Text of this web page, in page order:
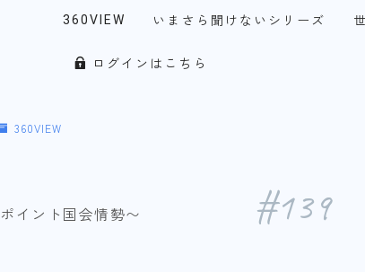
360VIEW
リアル・アメリカ
いまさら聞けないシリーズ
ログインはこちら
360VIEW
イント国会情勢〜 #139